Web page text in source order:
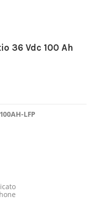
36 Vdc 100 Ah
LFP